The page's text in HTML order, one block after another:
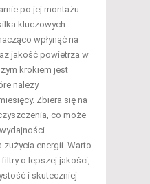
po jej montażu.
kluczowych
wpłynąć na
jakość powietrza w
krokiem jest
należy
Zbiera się na
co może
energii. Warto
o lepszej jakości,
i skuteczniej